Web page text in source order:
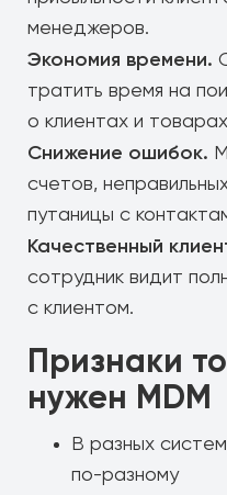
менеджеров.
Экономия времени.
тратить время на
о клиентах и
Снижение ошибок.
счетов,
путаницы с
Качественный
сотрудник видит
с клиентом.
Признаки
нужен MDM
В разных
по-разному